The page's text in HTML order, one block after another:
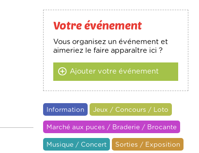
Votre événement
Vous organisez un événement et
aimeriez le faire apparaître ici ?
Ajouter votre événement
Information Jeux / Concours / Loto
Marché aux puces / Braderie / Brocante
Musique / Concert Sorties / Exposition